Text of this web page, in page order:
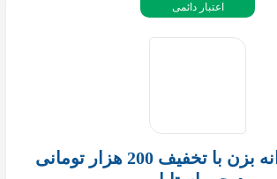
استایل مردانه بزن با تخفیف 200 هزار تومانی
اعتبار دائمی